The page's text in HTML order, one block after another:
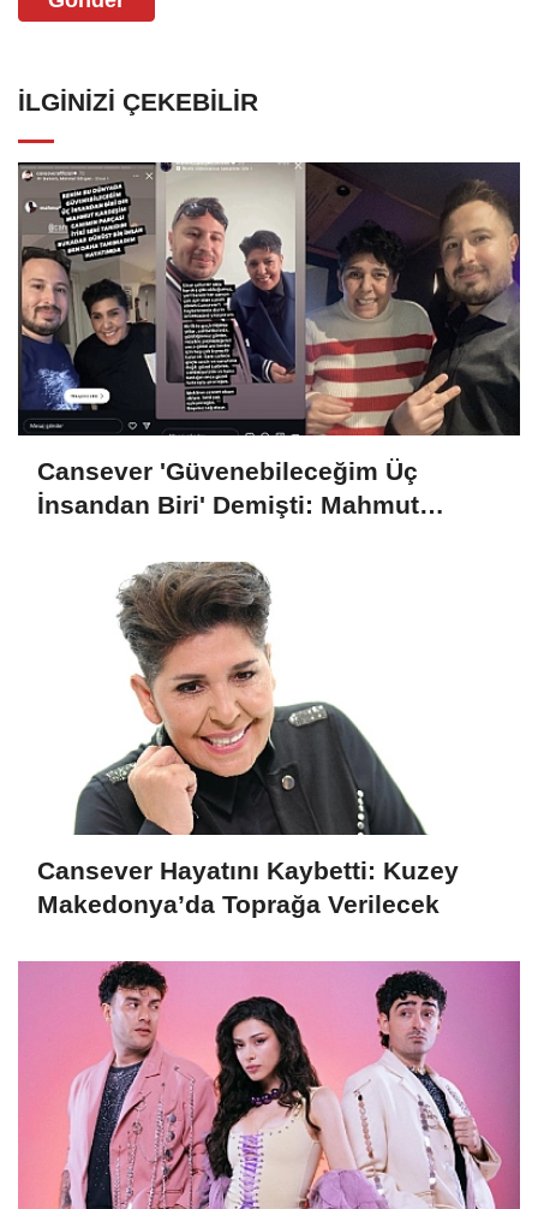
İLGINIZI ÇEKEBILIR
Cansever 'Güvenebileceğim Üç
İnsandan Biri' Demişti: Mahmut
Cansever Hayatını Kaybetti: Kuzey
Makedonya’da Toprağa Verilecek